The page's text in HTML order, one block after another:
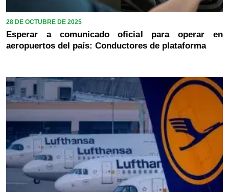
28 DE OCTUBRE DE 2025
Esperar a comunicado oficial para operar en
aeropuertos del país: Conductores de plataforma